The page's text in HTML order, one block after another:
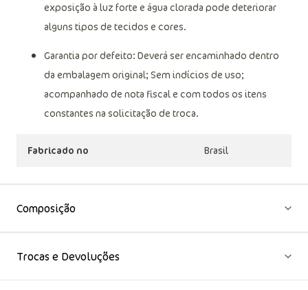
exposição à luz forte e água clorada pode deteriorar
alguns tipos de tecidos e cores.
Garantia por defeito: Deverá ser encaminhado dentro
da embalagem original; Sem indícios de uso;
acompanhado de nota fiscal e com todos os itens
constantes na solicitação de troca.
Fabricado no Brasil
Composição
Trocas e Devoluções